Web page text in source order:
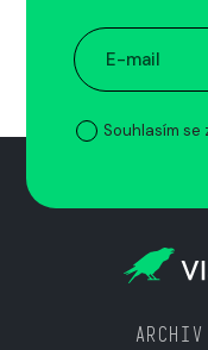
Souhlasím
ARCHIV